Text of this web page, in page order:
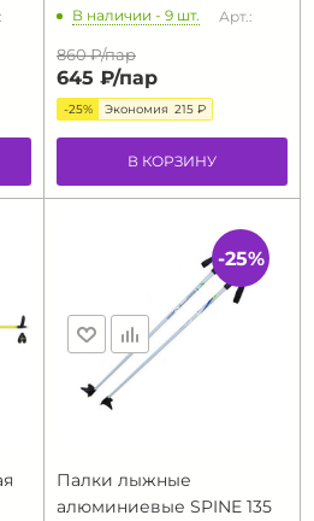
В наличии - 9 шт. Арт.:
860 ₽/пар
645 ₽/пар
-25% Экономия 215 ₽
В КОРЗИНУ
Палки лыжные
алюминиевые SPINE 135
-25%